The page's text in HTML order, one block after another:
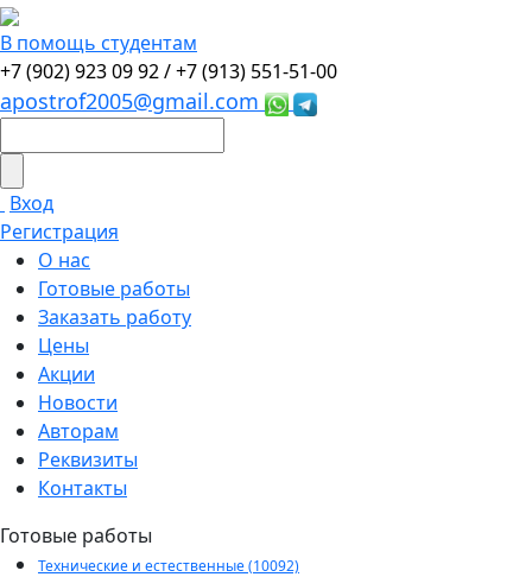
В помощь студентам
+7 (902) 923 09 92 /+7 (913) 551-51-00
apostrof2005@gmail.com
Вход
Регистрация
О нас
Готовые работы
Заказать работу
Цены
Акции
Новости
Авторам
Реквизиты
Контакты
Готовые работы
Технические и естественные (10092)